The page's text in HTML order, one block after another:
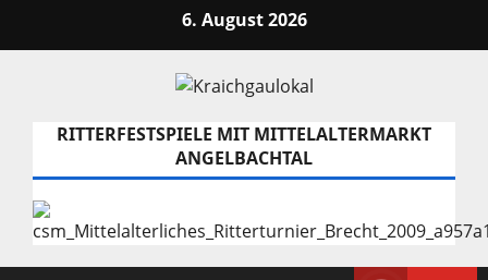
6. August 2026
RITTERFESTSPIELE MIT MITTELALTERMARKT
ANGELBACHTAL